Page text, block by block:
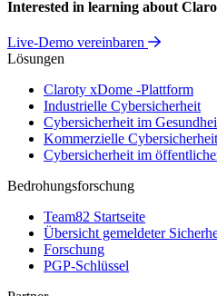
Interested in learning about
Live-Demo vereinbaren
Lösungen
Claroty xDome -Plattform
Industrielle Cybersicherheit
Cybersicherheit im
Kommerzielle Cybersicherheit
Cybersicherheit im
Bedrohungsforschung
Team82 Startseite
Übersicht gemeldeter
Forschung
PGP-Schlüssel